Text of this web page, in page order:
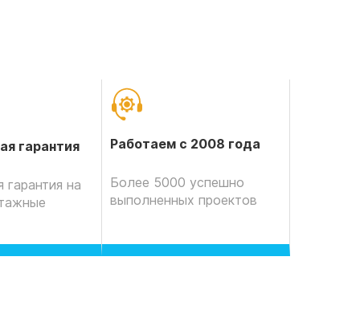
гарантия
гарантия на
Работаем с 2008 года
Более 5000 успешно
выполненных проектов